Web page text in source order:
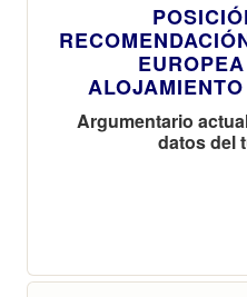
Argumentario
datos del